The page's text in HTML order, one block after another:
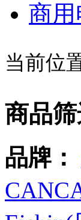
商
当前位
商品
品牌：